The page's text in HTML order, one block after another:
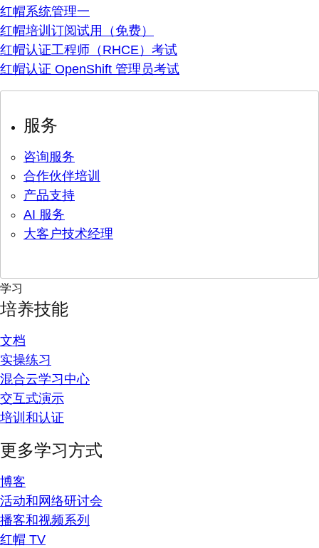
红帽系统管理一
红帽培训订阅试用（免费）
红帽认证工程师（RHCE）考试
红帽认证 OpenShift 管理员考试
服务
咨询服务
合作伙伴培训
产品支持
AI 服务
大客户技术经理
学习
培养技能
文档
实操练习
混合云学习中心
交互式演示
培训和认证
更多学习方式
博客
活动和网络研讨会
播客和视频系列
红帽 TV